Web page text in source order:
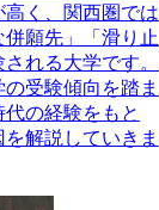
く、関西圏では
併願先」「滑り止
れる大学です。
受験傾向を踏ま
の経験をもと
解説していきま